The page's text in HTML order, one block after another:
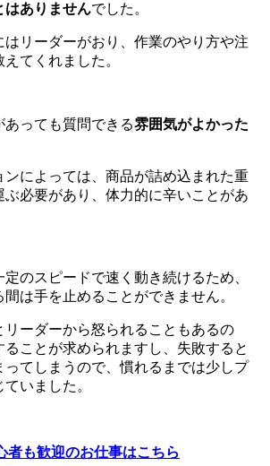
はありませんでした。
はリーダーがおり、作業のやり方や注
てくれました。
っても質問できる雰囲気がよかった
ンによっては、商品が詰め込まれた重
ぶ必要があり、体力的に辛いことがあ
のスピードで速く動き続けるため、
は手を止めることができません。
リーダーから怒られることもあるの
ることが求められますし、失敗すると
ってしまうので、慣れるまでは少しプ
いました。
者も歓迎のお仕事はこちら